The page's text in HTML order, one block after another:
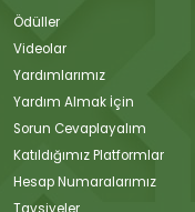
Ödüller
Videolar
Yardımlarımız
Yardım Almak İçin
Sorun Cevaplayalım
Katıldığımız Platformlar
Hesap Numaralarımız